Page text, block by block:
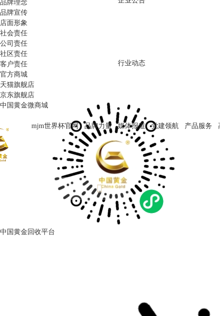
mjm世界杯官网 品牌力量
行业动态
媒体报道 党建领航 产品服务

品牌理念
品牌宣传
店面形象
社会责任
公司责任
社区责任
客户责任
官方商城
天猫旗舰店
京东旗舰店
中国黄金微商城
中国黄金回收平台